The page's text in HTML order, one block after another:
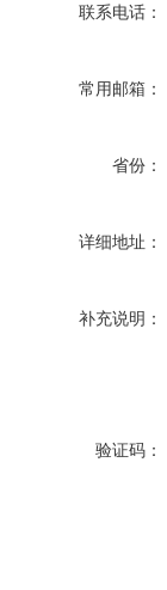
联系电话：
常用邮箱：
省份：
详细地址：
补充说明：
验证码：